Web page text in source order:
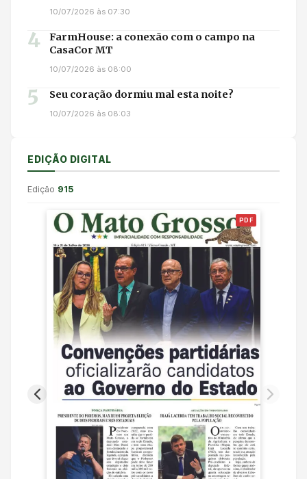
10/07/2026 às 07:30
4
FarmHouse: a conexão com o campo na
CasaCor MT
10/07/2026 às 08:00
5 Seu coração dormiu mal esta noite?
10/07/2026 às 08:03
EDIÇÃO DIGITAL
Edição 915
PDF